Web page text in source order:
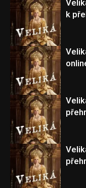
Veliká 2
Veliká 2
k
Veliká 2
Veliká 2